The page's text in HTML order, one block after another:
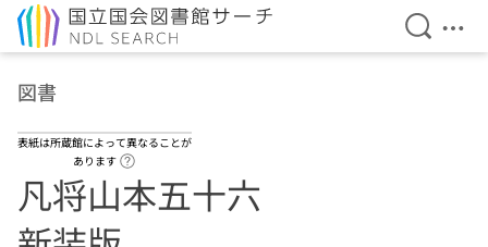
検索を
メ
図書
表紙は所蔵館によって異なることが
あります
凡将山本五十六